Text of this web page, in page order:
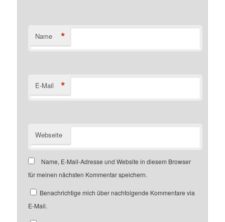
Name *
E-Mail *
Webseite
Name, E-Mail-Adresse und Website in diesem Browser
für meinen nächsten Kommentar speichern.
Benachrichtige mich über nachfolgende Kommentare via
E-Mail.